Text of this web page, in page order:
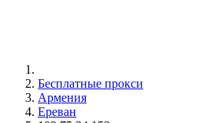
Бесплатные прокси
Армения
Ереван